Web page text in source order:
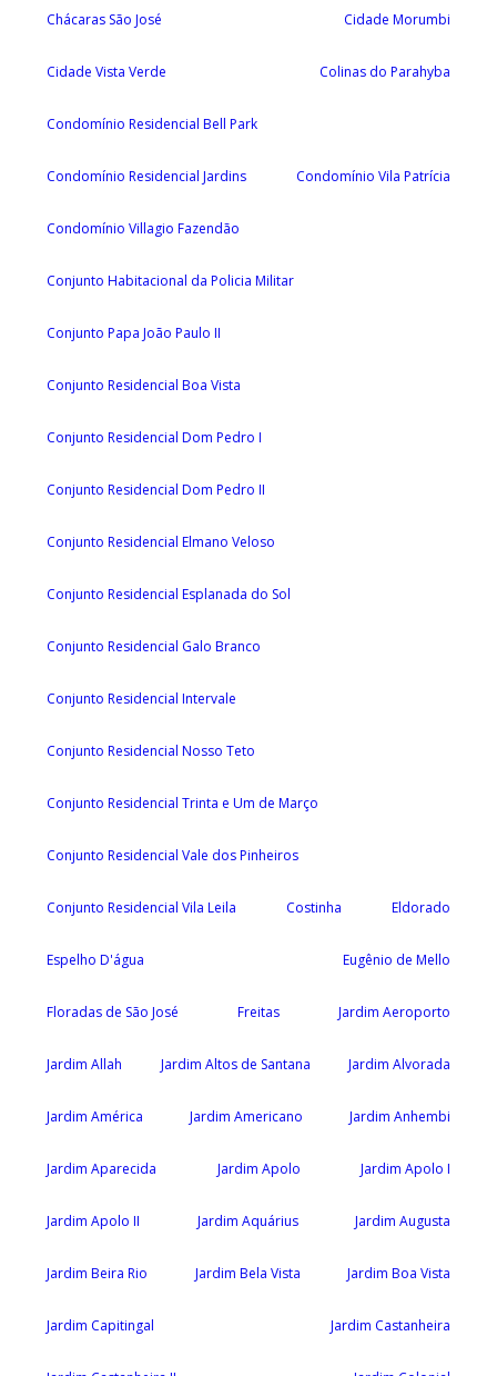
Chácaras São José Cidade Morumbi
Cidade Vista Verde Colinas do Parahyba
Condomínio Residencial Bell Park
Condomínio Residencial Jardins Condomínio Vila Patrícia
Condomínio Villagio Fazendão
Conjunto Habitacional da Policia Militar
Conjunto Papa João Paulo II
Conjunto Residencial Boa Vista
Conjunto Residencial Dom Pedro I
Conjunto Residencial Dom Pedro II
Conjunto Residencial Elmano Veloso
Conjunto Residencial Esplanada do Sol
Conjunto Residencial Galo Branco
Conjunto Residencial Intervale
Conjunto Residencial Nosso Teto
Conjunto Residencial Trinta e Um de Março
Conjunto Residencial Vale dos Pinheiros
Conjunto Residencial Vila Leila Costinha Eldorado
Espelho D'água Eugênio de Mello
Floradas de São José Freitas Jardim Aeroporto
Jardim Allah Jardim Altos de Santana Jardim Alvorada
Jardim América Jardim Americano Jardim Anhembi
Jardim Aparecida Jardim Apolo Jardim Apolo I
Jardim Apolo II Jardim Aquárius Jardim Augusta
Jardim Beira Rio Jardim Bela Vista Jardim Boa Vista
Jardim Capitingal Jardim Castanheira